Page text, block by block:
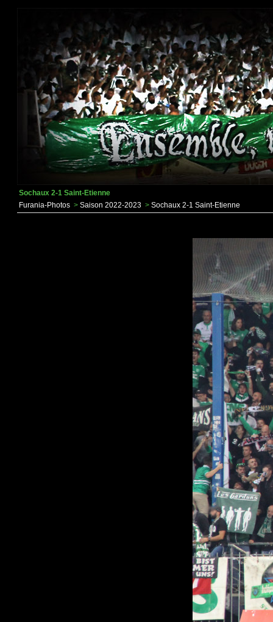
Sochaux 2-1 Saint-Etienne
Furania-Photos > Saison 2022-2023 > Sochaux 2-1 Saint-Etienne